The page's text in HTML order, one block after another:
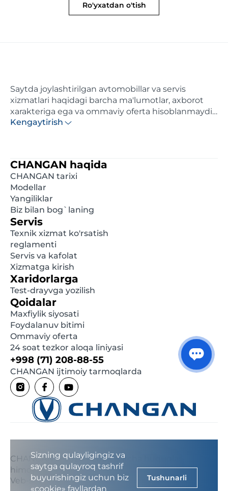
Ro'yxatdan o'tish
Saytda joylashtirilgan avtomobillar va servis
xizmatlari haqidagi barcha ma'lumotlar, axborot
xarakteriga ega va ommaviy oferta hisoblanmaydi.
Ushbu saytda ko'rsatilgan narxlar axborotiy
rasmiy diler bilan bog'laning. Ushbu saytda e'lon
qilingan ma'lumotlar oldindan xabardor
qilinmasdan istalgan damda o'zgartirilishi mumkin.
Kengaytirish
CHANGAN haqida
CHANGAN tarixi
Modellar
Yangiliklar
Biz bilan bog`laning
Servis
Texnik xizmat ko'rsatish
reglamenti
Servis va kafolat
Xizmatga kirish
Xaridorlarga
Test-drayvga yozilish
Qoidalar
Maxfiylik siyosati
Foydalanuv bitimi
Ommaviy oferta
24 soat tezkor aloqa liniyasi
+998 (71) 208-88-55
CHANGAN ijtimoiy tarmoqlarda
CHANGAN © 2024 - 2026 Barcha huquqlar
himoyalangan
Veb-saytlar yaratishLIFESTYLE CREATIVE
Sizning qulayligingiz va
saytga qulayroq tashrif
buyurishingiz uchun biz
«cookie» fayllardan
Tushunarli